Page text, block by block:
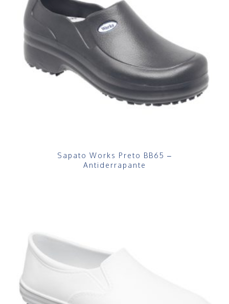
Sapato Works Preto BB65 –
Antiderrapante